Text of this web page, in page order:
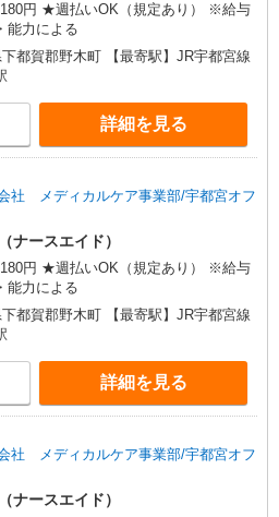
円 ★週払いOK（規定あり） ※給与
能力による
都賀郡野木町 【最寄駅】JR宇都宮線
詳細を見る
社 メディカルケア事業部/宇都宮オフ
ナースエイド）
円 ★週払いOK（規定あり） ※給与
能力による
都賀郡野木町 【最寄駅】JR宇都宮線
詳細を見る
社 メディカルケア事業部/宇都宮オフ
ナースエイド）